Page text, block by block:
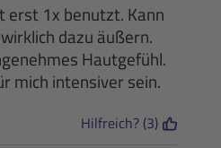
erst 1x benutzt. Kann
dazu äußern.
Hautgefühl.
mich intensiver sein.
Hilfreich? (3)